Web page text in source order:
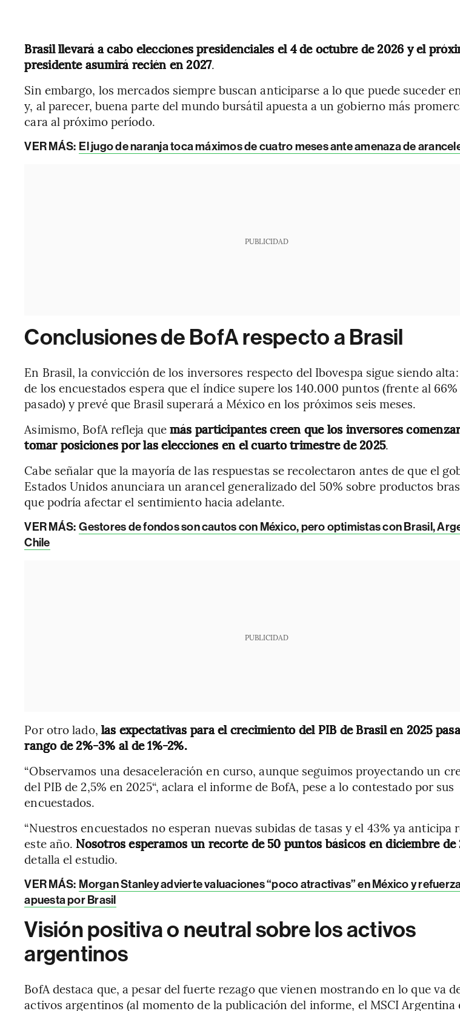
Brasil llevará a cabo elecciones presidenciales el 4 de octubre de 2026 y el
presidente asumirá recién en 2027.
Sin embargo, los mercados siempre buscan anticiparse a lo que puede suceder
y, al parecer, buena parte del mundo bursátil apuesta a un gobierno más
cara al próximo período.
VER MÁS: El jugo de naranja toca máximos de cuatro meses ante amenaza de
PUBLICIDAD
Conclusiones de BofA respecto a Brasil
En Brasil, la convicción de los inversores respecto del Ibovespa sigue siendo
de los encuestados espera que el índice supere los 140.000 puntos (frente al
pasado) y prevé que Brasil superará a México en los próximos seis meses.
Asimismo, BofA refleja quemás participantes creen que los inversores
tomar posiciones por las elecciones en el cuarto trimestre de 2025.
Cabe señalar que la mayoría de las respuestas se recolectaron antes de que el
Estados Unidos anunciara un arancel generalizado del 50% sobre productos
que podría afectar el sentimiento hacia adelante.
VER MÁS: Gestores de fondos son cautos con México, pero optimistas con Brasil,
Chile
PUBLICIDAD
Por otro lado, las expectativas para el crecimiento del PIB de Brasil en 2025
rango de 2%-3% al de 1%-2%.
“Observamos una desaceleración en curso, aunque seguimos proyectando un
del PIB de 2,5% en 2025“, aclara el informe de BofA, pese a lo contestado por sus
encuestados.
“Nuestros encuestados no esperan nuevas subidas de tasas y el 43% ya anticipa
este año. Nosotros esperamos un recorte de 50 puntos básicos en diciembre de
detalla el estudio.
VER MÁS: Morgan Stanley advierte valuaciones “poco atractivas” en México y
apuesta por Brasil
Visión positiva o neutral sobre los activos
argentinos
BofA destaca que, a pesar del fuerte rezago que vienen mostrando en lo que va
activos argentinos (al momento de la publicación del informe, el MSCI Argentina